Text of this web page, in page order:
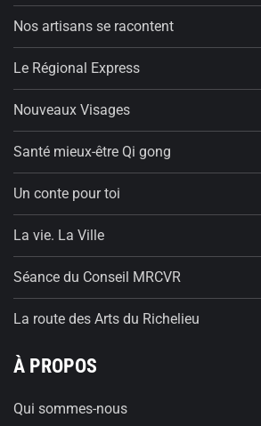
Nos artisans se racontent
Le Régional Express
Nouveaux Visages
Santé mieux-être Qi gong
Un conte pour toi
La vie. La Ville
Séance du Conseil MRCVR
La route des Arts du Richelieu
À PROPOS
Qui sommes-nous